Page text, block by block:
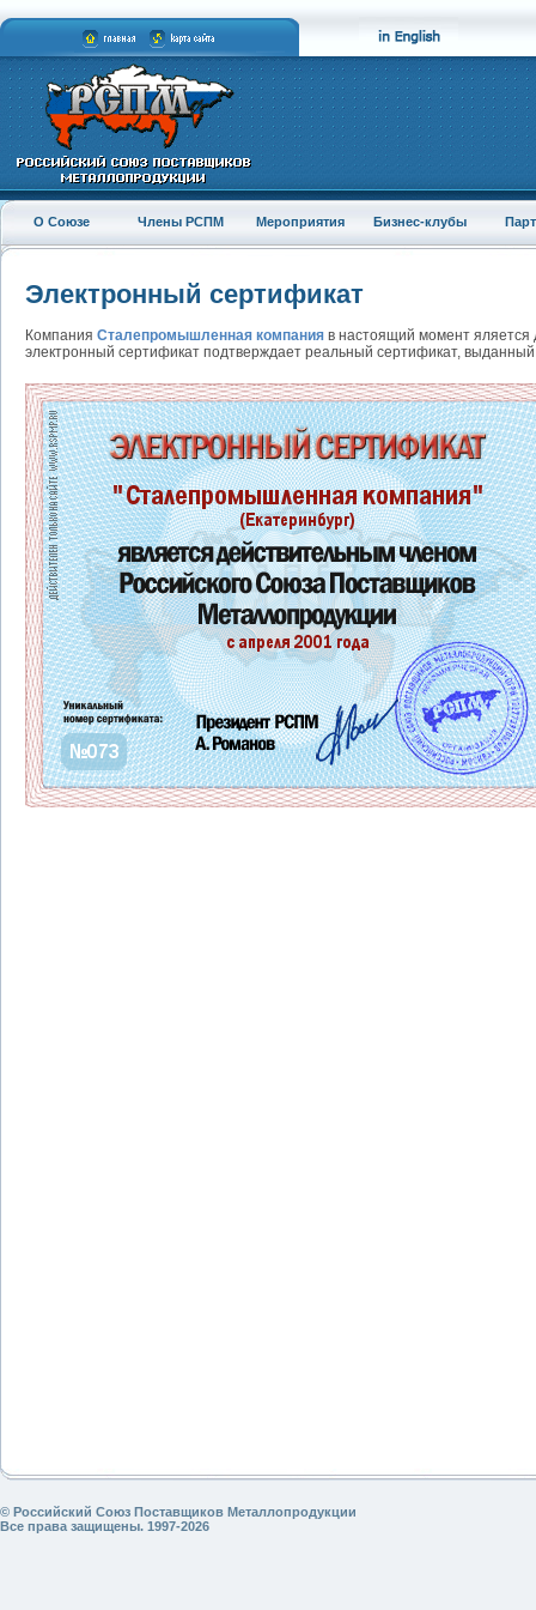
О Союзе Члены РСПМ Мероприятия Бизнес-клубы
Электронный сертификат
Компания Сталепромышленная компания в настоящий момент
электронный сертификат подтверждает реальный сертификат,
© Российский Союз Поставщиков Металлопродукции
Все права защищены. 1997-2026